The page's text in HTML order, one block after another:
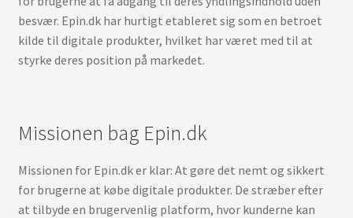
besvær. Epin.dk har hurtigt etableret sig som en betroet
kilde til digitale produkter, hvilket har været med til at
styrke deres position på markedet.
Missionen bag Epin.dk
Missionen for Epin.dk er klar: At gøre det nemt og sikkert
for brugerne at købe digitale produkter. De stræber efter
at tilbyde en brugervenlig platform, hvor kunderne kan